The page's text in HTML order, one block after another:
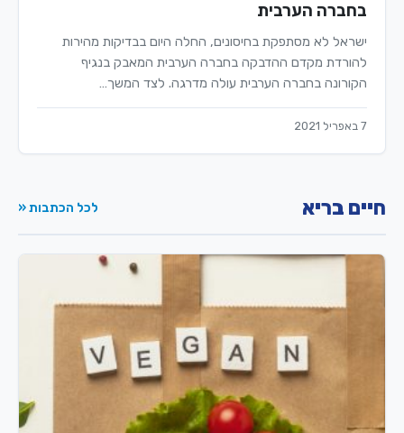
בחברה הערבית
ישראל לא מסתפקת בחיסונים, החלה היום בבדיקות מהירות
להורדת מקדם ההדבקה בחברה הערבית המאבק בנגיף
הקורונה בחברה הערבית עולה מדרגה. לצד המשך…
7 באפריל 2021
חיים בריא לכל הכתבות «